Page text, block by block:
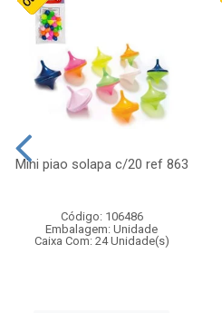
Mini piao solapa c/20 ref 863
Código: 106486
Embalagem: Unidade
Caixa Com: 24 Unidade(s)